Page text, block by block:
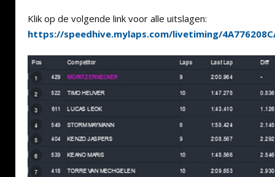
Klik op de volgende link voor alle uitslagen:
https://speedhive.mylaps.com/livetiming/